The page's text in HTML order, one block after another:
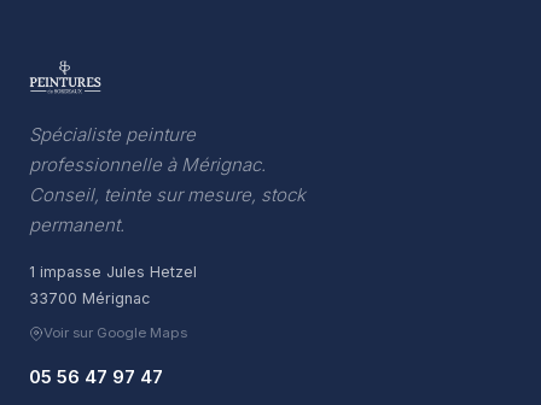
Spécialiste peinture
professionnelle à Mérignac.
Conseil, teinte sur mesure, stock
permanent.
1 impasse Jules Hetzel
33700 Mérignac
Voir sur Google Maps
05 56 47 97 47